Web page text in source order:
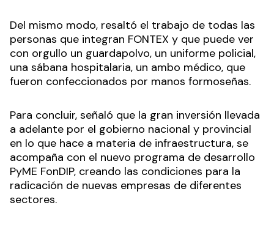
Del mismo modo, resaltó el trabajo de todas las
personas que integran FONTEX y que puede ver
con orgullo un guardapolvo, un uniforme policial,
una sábana hospitalaria, un ambo médico, que
fueron confeccionados por manos formoseñas.
Para concluir, señaló que la gran inversión llevada
a adelante por el gobierno nacional y provincial
en lo que hace a materia de infraestructura, se
acompaña con el nuevo programa de desarrollo
PyME FonDIP, creando las condiciones para la
radicación de nuevas empresas de diferentes
sectores.